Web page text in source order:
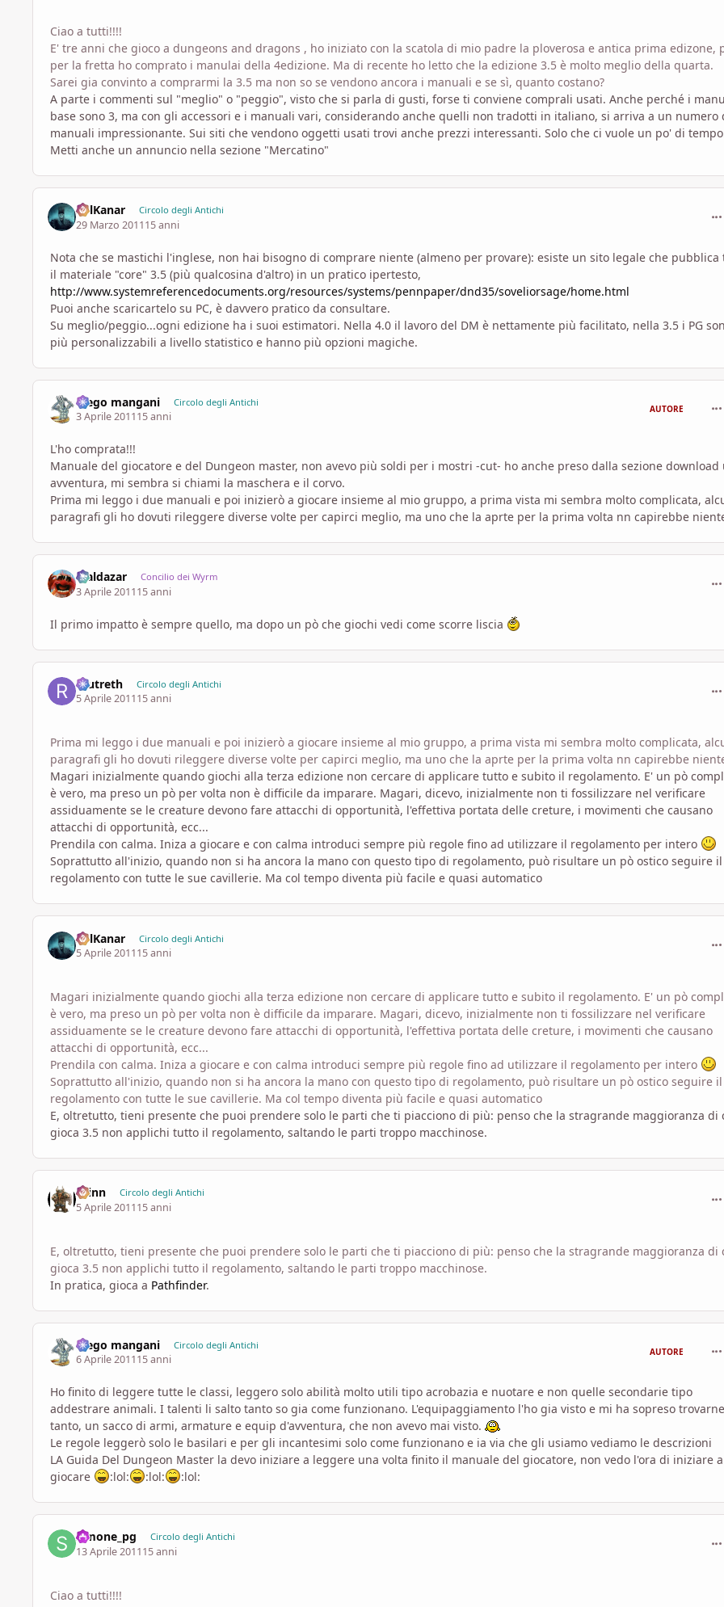
Ciao a tutti!!!!
E' tre anni che gioco a dungeons and dragons , ho iniziato con la scatola di mio padre la ploverosa e antica prima edizone,
per la fretta ho comprato i manulai della 4edizione. Ma di recente ho letto che la edizione 3.5 è molto meglio della quarta.
Sarei gia convinto a comprarmi la 3.5 ma non so se vendono ancora i manuali e se sì, quanto costano?
A parte i commenti sul "meglio" o "peggio", visto che si parla di gusti, forse ti conviene comprali usati. Anche perché i
base sono 3, ma con gli accessori e i manuali vari, considerando anche quelli non tradotti in italiano, si arriva a un numero
manuali impressionante. Sui siti che vendono oggetti usati trovi anche prezzi interessanti. Solo che ci vuole un po' di
Metti anche un annuncio nella sezione "Mercatino"
SolKanar Circolo degli Antichi
29 Marzo 201115 anni
Nota che se mastichi l'inglese, non hai bisogno di comprare niente (almeno per provare): esiste un sito legale che pubblica
il materiale "core" 3.5 (più qualcosina d'altro) in un pratico ipertesto,
http://www.systemreferencedocuments.org/resources/systems/pennpaper/dnd35/soveliorsage/home.html
Puoi anche scaricartelo su PC, è davvero pratico da consultare.
Su meglio/peggio...ogni edizione ha i suoi estimatori. Nella 4.0 il lavoro del DM è nettamente più facilitato, nella 3.5 i PG
più personalizzabili a livello statistico e hanno più opzioni magiche.
diego mangani Circolo degli Antichi
3 Aprile 201115 anni
AUTORE
L'ho comprata!!!
Manuale del giocatore e del Dungeon master, non avevo più soldi per i mostri -cut- ho anche preso dalla sezione download
avventura, mi sembra si chiami la maschera e il corvo.
Prima mi leggo i due manuali e poi inizierò a giocare insieme al mio gruppo, a prima vista mi sembra molto complicata,
paragrafi gli ho dovuti rileggere diverse volte per capirci meglio, ma uno che la aprte per la prima volta nn capirebbe
Maldazar Concilio dei Wyrm
3 Aprile 201115 anni
Il primo impatto è sempre quello, ma dopo un pò che giochi vedi come scorre liscia
reutreth Circolo degli Antichi
5 Aprile 201115 anni
Prima mi leggo i due manuali e poi inizierò a giocare insieme al mio gruppo, a prima vista mi sembra molto complicata,
paragrafi gli ho dovuti rileggere diverse volte per capirci meglio, ma uno che la aprte per la prima volta nn capirebbe
Magari inizialmente quando giochi alla terza edizione non cercare di applicare tutto e subito il regolamento. E' un pò
è vero, ma preso un pò per volta non è difficile da imparare. Magari, dicevo, inizialmente non ti fossilizzare nel verificare
assiduamente se le creature devono fare attacchi di opportunità, l'effettiva portata delle creture, i movimenti che causano
attacchi di opportunità, ecc...
Prendila con calma. Iniza a giocare e con calma introduci sempre più regole fino ad utilizzare il regolamento per intero
Soprattutto all'inizio, quando non si ha ancora la mano con questo tipo di regolamento, può risultare un pò ostico seguire il
regolamento con tutte le sue cavillerie. Ma col tempo diventa più facile e quasi automatico
SolKanar Circolo degli Antichi
5 Aprile 201115 anni
Magari inizialmente quando giochi alla terza edizione non cercare di applicare tutto e subito il regolamento. E' un pò
è vero, ma preso un pò per volta non è difficile da imparare. Magari, dicevo, inizialmente non ti fossilizzare nel verificare
assiduamente se le creature devono fare attacchi di opportunità, l'effettiva portata delle creture, i movimenti che causano
attacchi di opportunità, ecc...
Prendila con calma. Iniza a giocare e con calma introduci sempre più regole fino ad utilizzare il regolamento per intero
Soprattutto all'inizio, quando non si ha ancora la mano con questo tipo di regolamento, può risultare un pò ostico seguire il
regolamento con tutte le sue cavillerie. Ma col tempo diventa più facile e quasi automatico
E, oltretutto, tieni presente che puoi prendere solo le parti che ti piacciono di più: penso che la stragrande maggioranza di
gioca 3.5 non applichi tutto il regolamento, saltando le parti troppo macchinose.
Krinn Circolo degli Antichi
5 Aprile 201115 anni
E, oltretutto, tieni presente che puoi prendere solo le parti che ti piacciono di più: penso che la stragrande maggioranza di
gioca 3.5 non applichi tutto il regolamento, saltando le parti troppo macchinose.
In pratica, gioca a Pathfinder.
diego mangani Circolo degli Antichi
6 Aprile 201115 anni
AUTORE
Ho finito di leggere tutte le classi, leggero solo abilità molto utili tipo acrobazia e nuotare e non quelle secondarie tipo
addestrare animali. I talenti li salto tanto so gia come funzionano. L'equipaggiamento l'ho gia visto e mi ha sopreso
tanto, un sacco di armi, armature e equip d'avventura, che non avevo mai visto.
Le regole leggerò solo le basilari e per gli incantesimi solo come funzionano e ia via che gli usiamo vediamo le descrizioni
LA Guida Del Dungeon Master la devo iniziare a leggere una volta finito il manuale del giocatore, non vedo l'ora di iniziare a
giocare
:lol: :lol: :lol:
simone_pg Circolo degli Antichi
13 Aprile 201115 anni
Ciao a tutti!!!!